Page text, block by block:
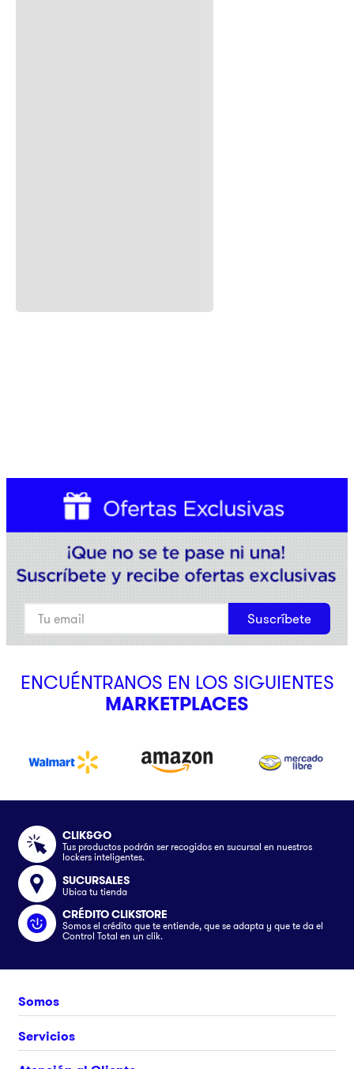
Suscríbete
ENCUÉNTRANOS EN LOS SIGUIENTES
MARKETPLACES
CLIK&GO
Tus productos podrán ser recogidos en sucursal en nuestros
lockers inteligentes.
SUCURSALES
Ubica tu tienda
CRÉDITO CLIKSTORE
Somos el crédito que te entiende, que se adapta y que te da el
Control Total en un clik.
Somos
Nosotros
Únete al equipo
Servicios